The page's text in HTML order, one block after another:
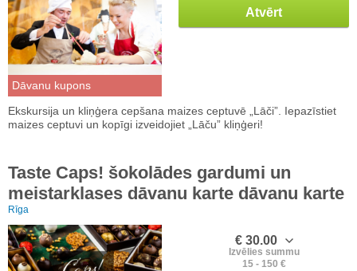
Dāvanu kupons
Atvērt
Ekskursija un kliņģera cepšana maizes ceptuvē „Lāči”. Iepazīstiet
maizes ceptuvi un kopīgi izveidojiet „Lāču” kliņģeri!
Taste Caps! šokolādes gardumi un
meistarklases dāvanu karte dāvanu karte
Rīga
€ 30.00
Izvēlies summu
15 - 150 €